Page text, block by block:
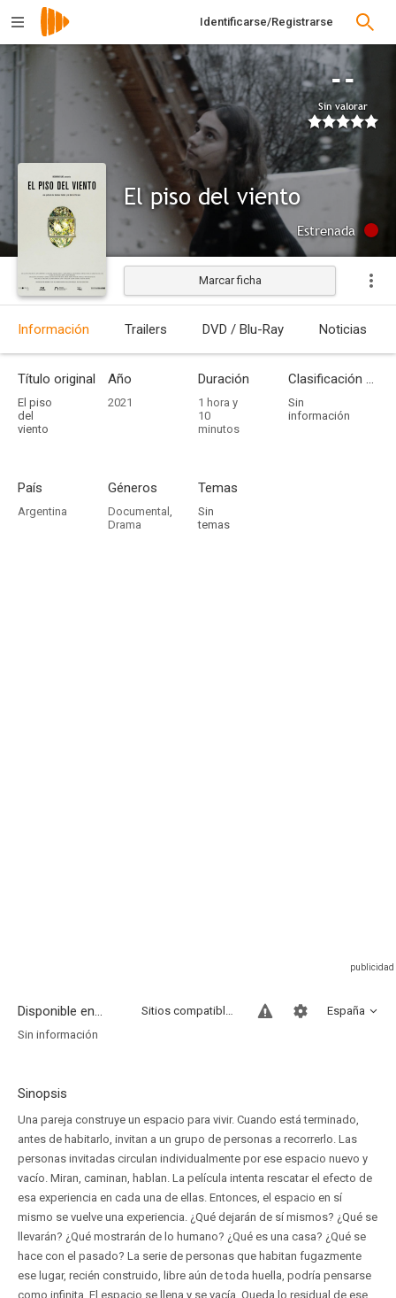
Identificarse/Registrarse
--
Sin valorar
El piso del viento
Estrenada
Marcar ficha
Información Trailers DVD / Blu-Ray Noticias
Título original
El piso
del
viento
Año
2021
Duración
1 hora y
10
minutos
Clasificación por edades
Sin
información
País
Argentina
Géneros
Documental ,
Drama
Temas
Sin
temas
Disponible en... España
Sitios compatibles
Sin información
Sinopsis
Una pareja construye un espacio para vivir. Cuando está terminado,
antes de habitarlo, invitan a un grupo de personas a recorrerlo. Las
personas invitadas circulan individualmente por ese espacio nuevo y
vacío. Miran, caminan, hablan. La película intenta rescatar el efecto de
esa experiencia en cada una de ellas. Entonces, el espacio en sí
mismo se vuelve una experiencia. ¿Qué dejarán de sí mismos? ¿Qué se
llevarán? ¿Qué mostrarán de lo humano? ¿Qué es una casa? ¿Qué se
hace con el pasado? La serie de personas que habitan fugazmente
ese lugar, recién construido, libre aún de toda huella, podría pensarse
como infinita. El espacio se llena y se vacía. Queda lo residual de ese